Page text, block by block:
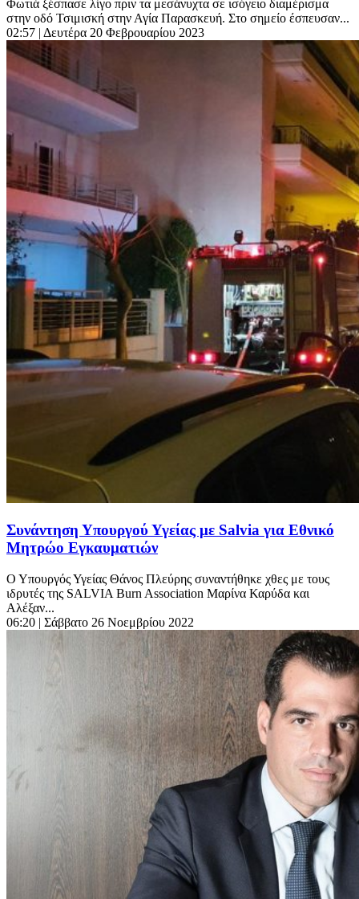
Φωτιά ξέσπασε λίγο πριν τα μεσάνυχτα σε ισόγειο διαμέρισμα
στην οδό Τσιμισκή στην Αγία Παρασκευή. Στο σημείο έσπευσαν...
02:57 | Δευτέρα 20 Φεβρουαρίου 2023
Συνάντηση Υπουργού Υγείας με Salvia για Εθνικό
Μητρώο Εγκαυματιών
Ο Υπουργός Υγείας Θάνος Πλεύρης συναντήθηκε χθες με τους
ιδρυτές της SALVIA Burn Association Μαρίνα Καρύδα και
Αλέξαν...
06:20 | Σάββατο 26 Νοεμβρίου 2022